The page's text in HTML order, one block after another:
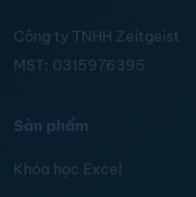
Công ty TNHH Zeitgeist
MST: 0315976395
Sản phẩm
Khóa học Excel